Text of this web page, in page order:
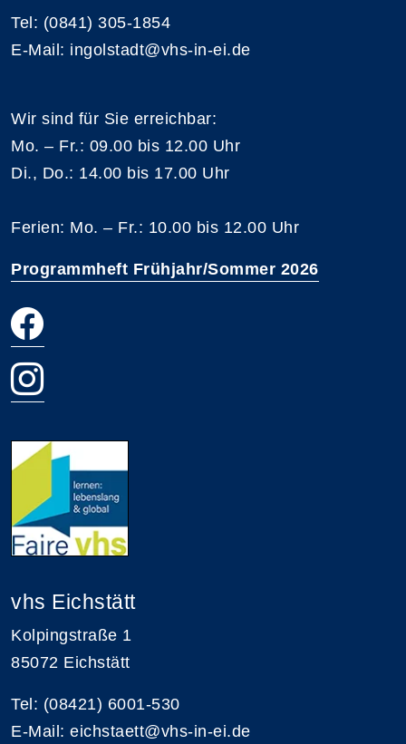
Tel: (0841) 305-1854
E-Mail: ingolstadt@vhs-in-ei.de
Wir sind für Sie erreichbar:
Mo. – Fr.: 09.00 bis 12.00 Uhr
Di., Do.: 14.00 bis 17.00 Uhr
Ferien: Mo. – Fr.: 10.00 bis 12.00 Uhr
Programmheft Frühjahr/Sommer 2026
vhs Eichstätt
Kolpingstraße 1
85072 Eichstätt
Tel: (08421) 6001-530
E-Mail: eichstaett@vhs-in-ei.de